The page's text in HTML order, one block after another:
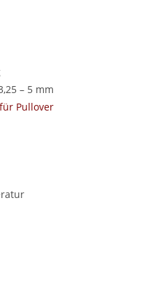
– 5 mm
für Pullover